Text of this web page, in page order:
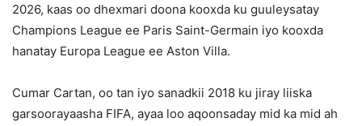
2026, kaas oo dhexmari doona kooxda ku guuleysatay
Champions League ee Paris Saint-Germain iyo kooxda
hanatay Europa League ee Aston Villa.
Cumar Cartan, oo tan iyo sanadkii 2018 ku jiray liiska
garsoorayaasha FIFA, ayaa loo aqoonsaday mid ka mid ah